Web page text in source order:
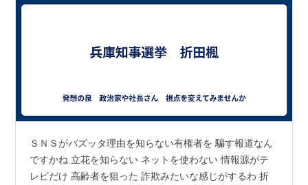
ＳＮＳがバズッタ理由を知らない有権者を 騙す報道なん
ですかね 立花を知らない ネットを使わない 情報源がテ
レビだけ 高齢者を狙った 詐欺みたいな感じがするわ 折